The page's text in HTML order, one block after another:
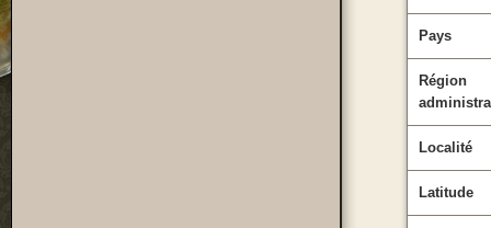
Pays
Région
Localité
Latitude